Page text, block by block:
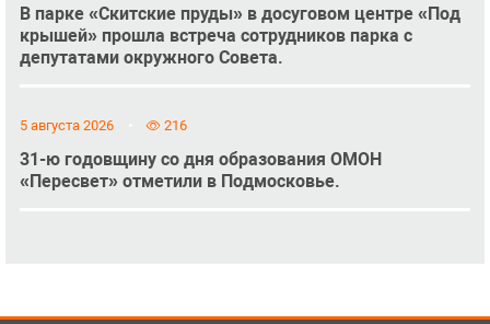
В парке «Скитские пруды» в досуговом центре «Под
крышей» прошла встреча сотрудников парка с
депутатами окружного Совета.
5 августа 2026 216
31-ю годовщину со дня образования ОМОН
«Пересвет» отметили в Подмосковье.